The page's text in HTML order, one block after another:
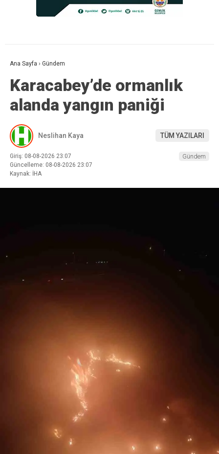
Ana Sayfa › Gündem
Karacabey’de ormanlık
alanda yangın paniği
Neslihan Kaya TÜM YAZILARI
Giriş: 08-08-2026 23:07
Güncelleme: 08-08-2026 23:07
Kaynak: İHA
Gündem